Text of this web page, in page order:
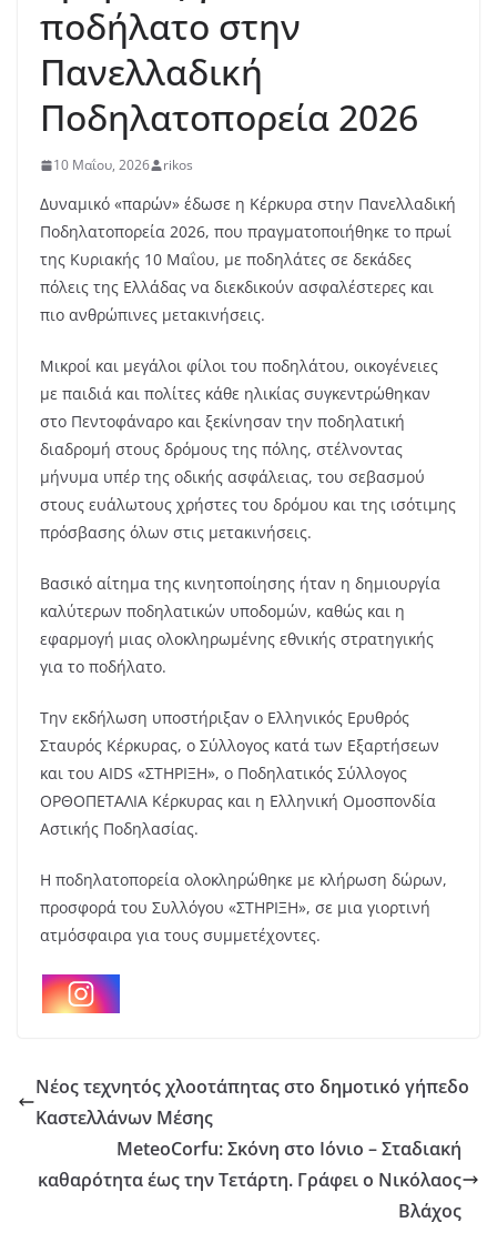
ποδήλατο στην
Πανελλαδική
Ποδηλατοπορεία 2026
10 Μαΐου, 2026 rikos
Δυναμικό «παρών» έδωσε η Κέρκυρα στην Πανελλαδική
Ποδηλατοπορεία 2026, που πραγματοποιήθηκε το πρωί
της Κυριακής 10 Μαΐου, με ποδηλάτες σε δεκάδες
πόλεις της Ελλάδας να διεκδικούν ασφαλέστερες και
πιο ανθρώπινες μετακινήσεις.
Μικροί και μεγάλοι φίλοι του ποδηλάτου, οικογένειες
με παιδιά και πολίτες κάθε ηλικίας συγκεντρώθηκαν
στο Πεντοφάναρο και ξεκίνησαν την ποδηλατική
διαδρομή στους δρόμους της πόλης, στέλνοντας
μήνυμα υπέρ της οδικής ασφάλειας, του σεβασμού
στους ευάλωτους χρήστες του δρόμου και της ισότιμης
πρόσβασης όλων στις μετακινήσεις.
Βασικό αίτημα της κινητοποίησης ήταν η δημιουργία
καλύτερων ποδηλατικών υποδομών, καθώς και η
εφαρμογή μιας ολοκληρωμένης εθνικής στρατηγικής
για το ποδήλατο.
Την εκδήλωση υποστήριξαν ο Ελληνικός Ερυθρός
Σταυρός Κέρκυρας, ο Σύλλογος κατά των Εξαρτήσεων
και του AIDS «ΣΤΗΡΙΞΗ», ο Ποδηλατικός Σύλλογος
ΟΡΘΟΠΕΤΑΛΙΑ Κέρκυρας και η Ελληνική Ομοσπονδία
Αστικής Ποδηλασίας.
Η ποδηλατοπορεία ολοκληρώθηκε με κλήρωση δώρων,
προσφορά του Συλλόγου «ΣΤΗΡΙΞΗ», σε μια γιορτινή
ατμόσφαιρα για τους συμμετέχοντες.
Νέος τεχνητός χλοοτάπητας στο δημοτικό γήπεδο
Καστελλάνων Μέσης
MeteoCorfu: Σκόνη στο Ιόνιο – Σταδιακή
καθαρότητα έως την Τετάρτη. Γράφει ο Νικόλαος
Βλάχος